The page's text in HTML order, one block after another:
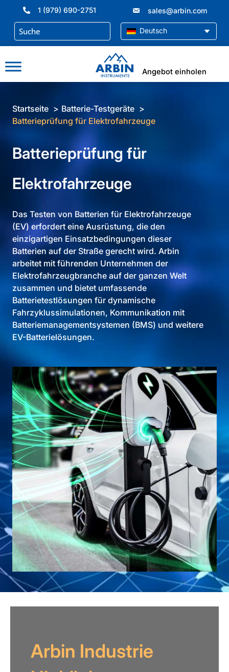
springen
1 (979) 690-2751 sales@arbin.com
Deutsch
Angebot einholen
Startseite
Batterie-Testgeräte
Batterieprüfung für Elektrofahrzeuge
Batterieprüfung für
Elektrofahrzeuge
Das Testen von Batterien für Elektrofahrzeuge
(EV) erfordert eine Ausrüstung, die den
einzigartigen Einsatzbedingungen dieser
Batterien auf der Straße gerecht wird. Arbin
arbeitet mit führenden Unternehmen der
Elektrofahrzeugbranche auf der ganzen Welt
zusammen und bietet umfassende
Batterietestlösungen für dynamische
Fahrzyklussimulationen, Kommunikation mit
Batteriemanagementsystemen (BMS) und weitere
EV-Batterielösungen.
Arbin Industrie